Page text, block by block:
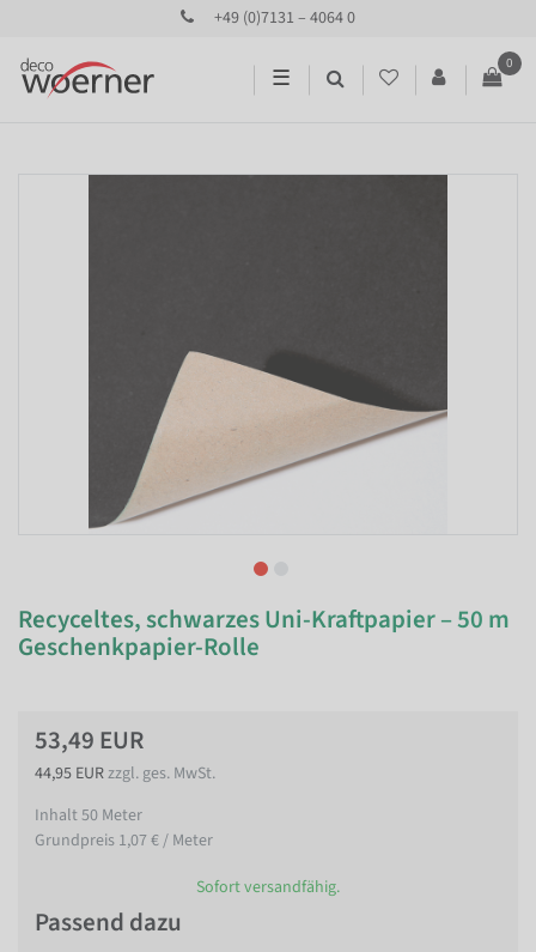
+49 (0)7131 – 4064 0
☰
0
Recyceltes, schwarzes Uni-Kraftpapier – 50 m
Geschenkpapier-Rolle
53,49 EUR
44,95 EURzzgl. ges. MwSt.
Inhalt50 Meter
Grundpreis 1,07 € / Meter
Sofort versandfähig.
Passend dazu